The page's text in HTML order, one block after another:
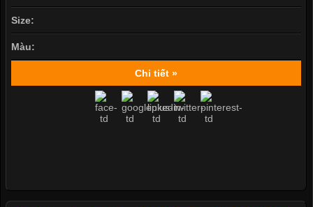
Size:
Màu:
Chi tiết »